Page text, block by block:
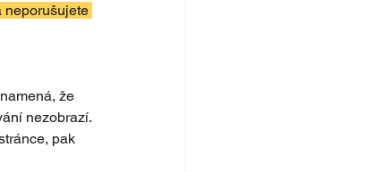
neporušujete
že
nezobrazí.
pak